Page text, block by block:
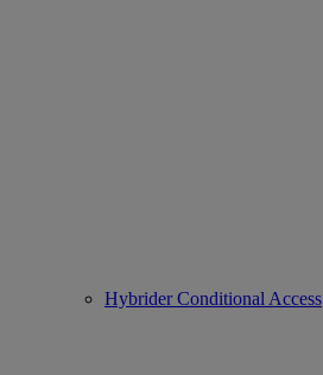
Hybrider Conditional Access